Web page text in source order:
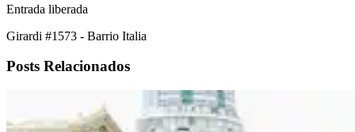
Entrada liberada
Girardi #1573 - Barrio Italia
Posts Relacionados